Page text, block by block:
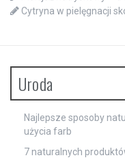
Cytryna w pielęgnacji
Uroda
Najlepsze sposoby
użycia farb
7 naturalnych